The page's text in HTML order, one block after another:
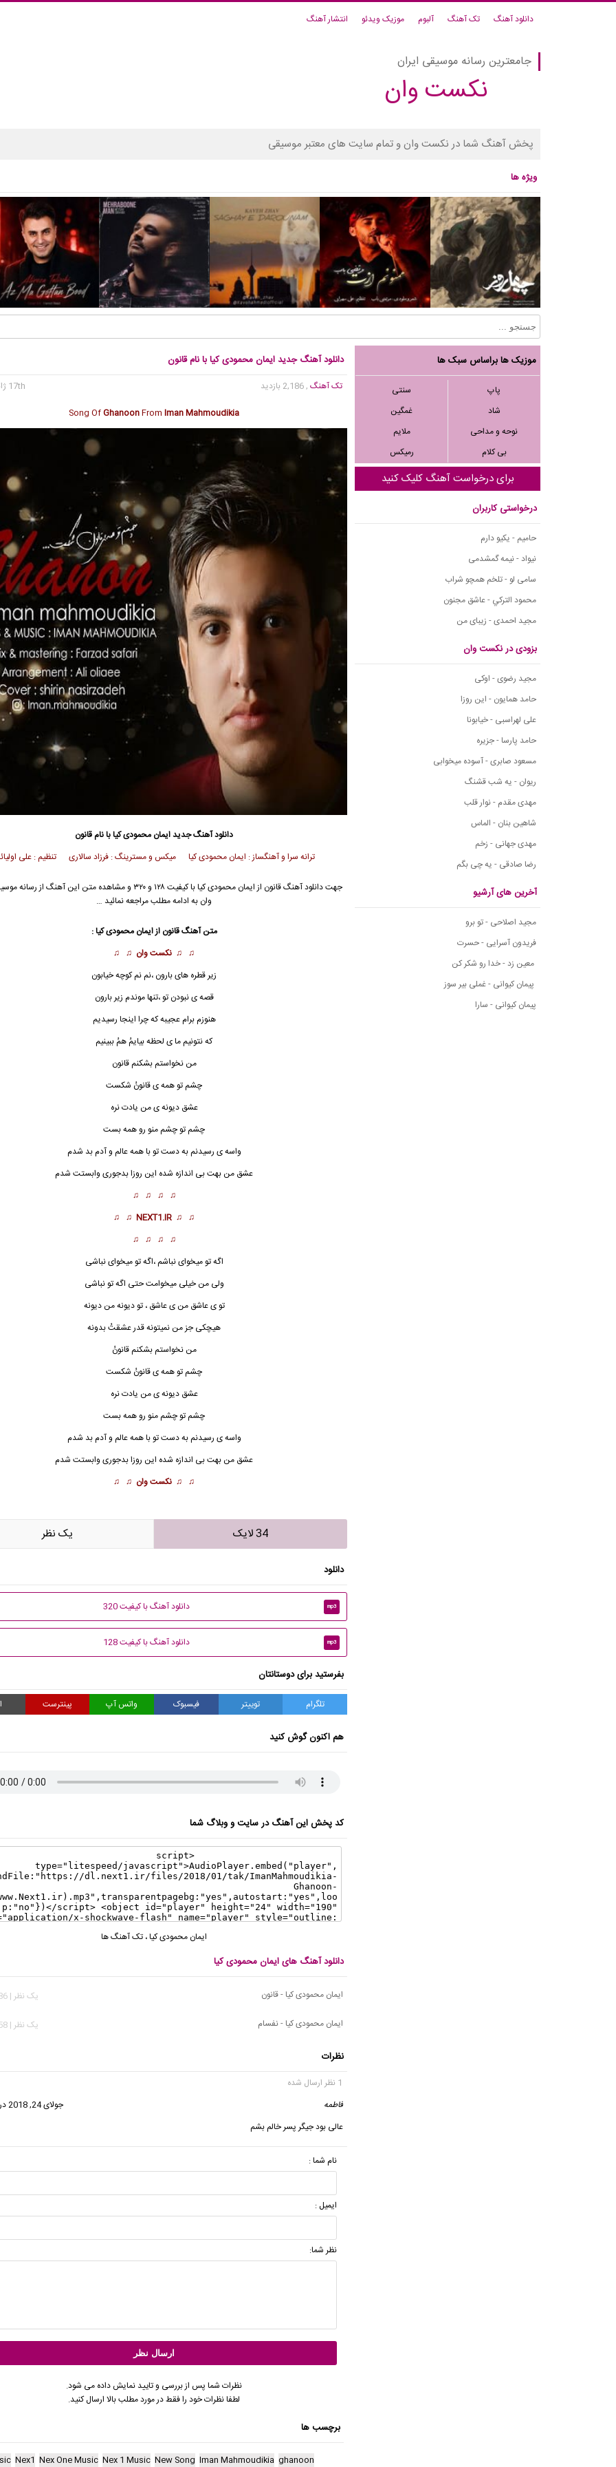
دانلود آهنگ تک آهنگ آلبوم موزیک ویدئو انتشار آهنگ
جامعترین رسانه موسیقی ایران
نکست وان
پخش آهنگ شما در نکست وان و تمام سایت های معتبر موسیقی
ویژه ها
موزیک ها براساس سبک ها
پاپ
سنتی
شاد
غمگین
نوحه و مداحی
ملایم
بی کلام
رمیکس
برای درخواست آهنگ کلیک کنید
درخواستی کاربران
حامیم - یکیو دارم
نیواد - نیمه گمشدمی
سامی لو - تلخم همچو شراب
محمود التركي - عاشق مجنون
مجید احمدی - زیبای من
بزودی در نکست وان
مجید رضوی - اوکی
حامد همایون - این روزا
علی لهراسبی - خیابونا
حامد پارسا - جزیره
مسعود صابری - آسوده میخوابی
ریوان - یه شب قشنگ
مهدی مقدم - نوار قلب
شاهین بنان - الماس
مهدی جهانی - زخم
رضا صادقی - یه چی بگم
آخرین های آرشیو
مجید اصلاحی - تو برو
فریدون آسرایی - حسرت
معین زد - خدا رو شکر کن
پیمان کیوانی - غملی بیر سوز
پیمان کیوانی - سارا
دانلود آهنگ جدید ایمان محمودی کیا با نام قانون
تک آهنگ, 2,186 بازدید
17th ژانویه 2018
Song OfGhanoonFromIman Mahmoudikia
دانلود آهنگ جدیدایمان محمودی کیابا نام قانون
ترانه سرا و آهنگساز : ایمان محمودی کیا میکس و مسترینگ : فرزاد سالاری تنظیم : علی
جهت دانلود آهنگ قانون از ایمان محمودی کیا
با کیفیت ۱۲۸ و ۳۲۰ و مشاهده متن این آهنگ از
وان به ادامه مطلب مراجعه نمائید …
متن آهنگقانون ازایمان محمودی کیا:
♫ ♫ نکست وان ♫ ♫
زیر قطره های بارون ،نم نم کوچه خیابون
قصه ی نبودن تو ،تنها موندم زیر بارون
هنوزم برام عجیبه که چرا اینجا رسیدیم
که نتونیم ما ی لحظه بیایمُ همُ ببینیم
من نخواستم بشکنمقانون
چشم تو همه ی قانونُ شکست
عشق دیونه ی من یادت نره
چشم تو چشم منو رو همه بست
واسه ی رسیدنم به دست تو با همه عالم و آدم بد شدم
عشق من بهت بی اندازه شده این روزا بدجوری وابستت شدم
♫ ♫ ♫ ♫
♫ ♫
NEXT1.IR
♫ ♫
♫ ♫ ♫ ♫
اگه تو میخوای نباشم ،اگه تو میخوای نباشی
ولی من خیلی میخوامت حتی اگه تو نباشی
تو ی عاشق من ی عاشق ، تو دیونه من دیونه
هیچکی جز من نمیتونه قدر عشقتُ بدونه
من نخواستم بشکنم قانونُ
چشم تو همه ی قانونُ شکست
عشق دیونه ی من یادت نره
چشم تو چشم منو رو همه بست
واسه ی رسیدنم به دست تو با همه عالم و آدم بد شدم
عشق من بهت بی اندازه شده این روزا بدجوری وابستت شدم
♫ ♫ نکست وان ♫ ♫
34 لایک يک نظر
دانلود
mp3 دانلود آهنگ با کیفیت 320
mp3 دانلود آهنگ با کیفیت 128
بفرستید برای دوستانتان
تلگرام توییتر فیسبوک واتس آپ پینترست
هم اکنون گوش کنید
کد پخش این آهنگ در سایت و وبلاگ شما
ایمان محمودی کیا، تک آهنگ ها
دانلود آهنگ های ایمان محمودی کیا
ایمان محمودی کیا - قانون
يک نظر | 2,186 بازدید
ایمان محمودی کیا - نفسام
يک نظر | 2,158 بازدید
نظرات
1 نظر ارسال شده
فاطمه
جولای 24, 2018 در 3:04 ق.ظ
عالی بود جیگر پسر خالم بشم
نام شما :
ایمیل :
نظر شما:
نظرات شما پس از بررسی و تایید نمایش داده می شود.
لطفا نظرات خود را فقط در مورد مطلب بالا ارسال کنید.
برچسب ها
ghanoon
Iman Mahmoudikia
New Song
Nex 1 Music
Nex One Music
Nex1